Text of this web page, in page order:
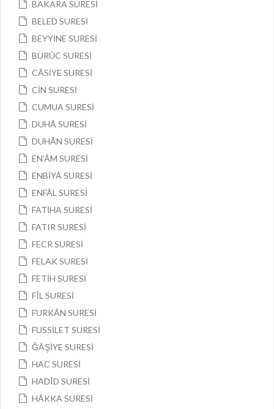
BAKARA SURESİ
BELED SURESİ
BEYYİNE SURESİ
BÜRÛC SURESİ
CÂSİYE SURESİ
CİN SURESİ
CUMUA SURESİ
DUHÂ SURESİ
DUHÂN SURESİ
EN’ÂM SURESİ
ENBİYÂ SURESİ
ENFÂL SURESİ
FATİHA SURESİ
FATIR SURESİ
FECR SURESİ
FELAK SURESİ
FETİH SURESİ
FÎL SURESİ
FURKÂN SURESİ
FUSSİLET SURESİ
ĞÂŞİYE SURESİ
HAC SURESİ
HADÎD SURESİ
HÂKKA SURESİ